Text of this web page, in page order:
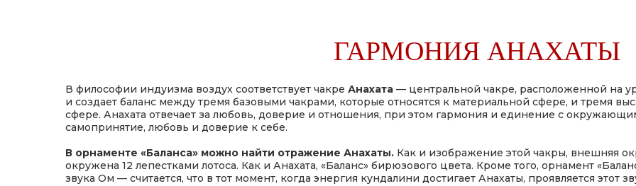
ГАРМОНИЯ АНАХАТЫ
В философии индуизма воздух соответствует чакре Анахата — центральной чакре, расположенной на
и создает баланс между тремя базовыми чакрами, которые относятся к материальной сфере, и тремя
сфере. Анахата отвечает за любовь, доверие и отношения, при этом гармония и единение с
самопринятие, любовь и доверие к себе.
В орнаменте «Баланса» можно найти отражение Анахаты. Как и изображение этой чакры, внешняя
окружена 12 лепестками лотоса. Как и Анахата, «Баланс» бирюзового цвета. Кроме того, орнамент
звука Ом — считается, что в тот момент, когда энергия кундалини достигает Анахаты, проявляется этот